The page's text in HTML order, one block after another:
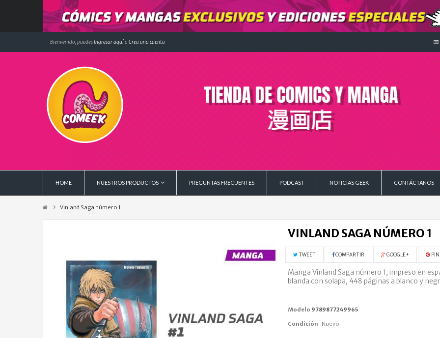
Bienvenido, puedesIngresar aquío Crea una cuenta
HOME NUESTROS PRODUCTOS PREGUNTAS FRECUENTES PODCAST NOTICIAS GEEK CONTÁCTANOS
Vinland Saga número 1
VINLAND SAGA NÚMERO 1
TWEET COMPARTIR GOOGLE+
Manga Vinland Saga número 1, impreso en
blanda con solapa, 448 páginas a blanco y
Modelo 9789877249965
Condición Nuevo